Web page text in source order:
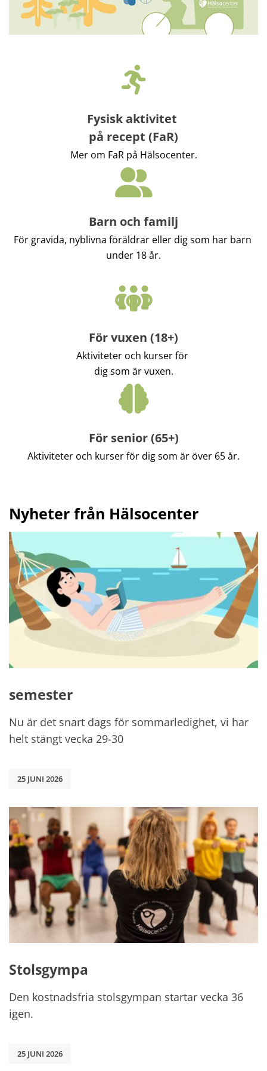
Fysisk aktivitet
på recept (FaR)
Mer om FaR på Hälsocenter.
Barn och familj
För gravida, nyblivna föräldrar eller dig som har barn
under 18 år.
För vuxen (18+)
Aktiviteter och kurser för
dig som är vuxen.
För senior (65+)
Aktiviteter och kurser för dig som är över 65 år.
Nyheter från Hälsocenter
semester
Nu är det snart dags för sommarledighet, vi har
helt stängt vecka 29-30
25 JUNI 2026
Stolsgympa
Den kostnadsfria stolsgympan startar vecka 36
igen.
25 JUNI 2026